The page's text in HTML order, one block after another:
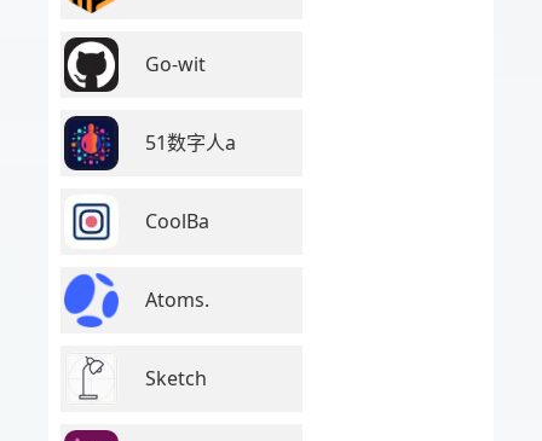
Go-wit
51数字人a
CoolBa
Atoms.
Sketch